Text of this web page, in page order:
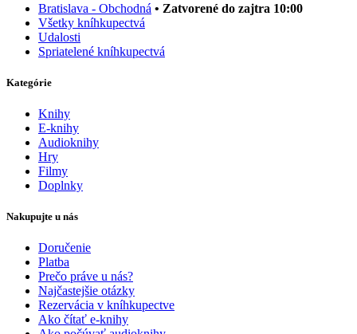
Bratislava - Obchodná • Zatvorené do zajtra 10:00
Všetky kníhkupectvá
Udalosti
Spriatelené kníhkupectvá
Kategórie
Knihy
E-knihy
Audioknihy
Hry
Filmy
Doplnky
Nakupujte u nás
Doručenie
Platba
Prečo práve u nás?
Najčastejšie otázky
Rezervácia v kníhkupectve
Ako čítať e-knihy